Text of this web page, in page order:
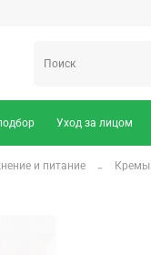
Уход за лицом
и питание Кремы